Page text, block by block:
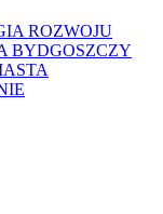
ROZWOJU
BYDGOSZCZY